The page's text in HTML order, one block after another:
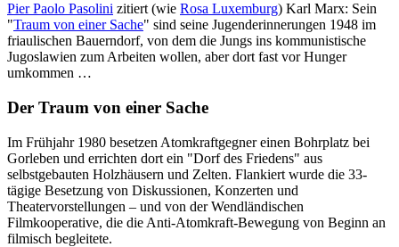
Pier Paolo Pasolini zitiert (wie Rosa Luxemburg) Karl Marx: Sein
"Traum von einer Sache" sind seine Jugenderinnerungen 1948 im
friaulischen Bauerndorf, von dem die Jungs ins kommunistische
Jugoslawien zum Arbeiten wollen, aber dort fast vor Hunger
umkommen …
Der Traum von einer Sache
Im Frühjahr 1980 besetzen Atomkraftgegner einen Bohrplatz bei
Gorleben und errichten dort ein "Dorf des Friedens" aus
selbstgebauten Holzhäusern und Zelten. Flankiert wurde die 33-
tägige Besetzung von Diskussionen, Konzerten und
Theatervorstellungen – und von der Wendländischen
Filmkooperative, die die Anti-Atomkraft-Bewegung von Beginn an
filmisch begleitete.